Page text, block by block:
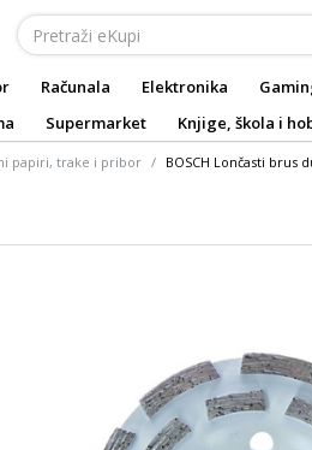
Računala Elektronika
Supermarket Knjige, škola i
papiri, trake i pribor BOSCH Lončasti brus